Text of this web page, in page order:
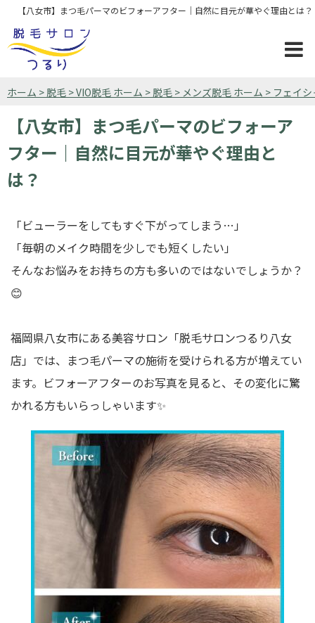
【八女市】まつ毛パーマのビフォーアフター｜自然に目元が華やぐ理由とは？
【八女市】まつ毛パーマのビフォーア
フター｜自然に目元が華やぐ理由と
は？
ホーム > 脱毛 > VIO脱毛 ホーム > 脱毛 > メンズ脱毛 ホーム > フェ
「ビューラーをしてもすぐ下がってしまう…」
「毎朝のメイク時間を少しでも短くしたい」
そんなお悩みをお持ちの方も多いのではないでしょうか？
😊
福岡県八女市にある美容サロン「脱毛サロンつるり八女
店」では、まつ毛パーマの施術を受けられる方が増えてい
ます。ビフォーアフターのお写真を見ると、その変化に驚
かれる方もいらっしゃいます✨